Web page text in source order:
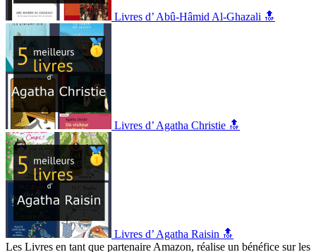
Livres d’ Abû-Hâmid Al-Ghazali 🔝
Livres d’ Agatha Christie 🔝
Livres d’ Agatha Raisin 🔝
Les Livres en tant que partenaire Amazon, réalise un bénéfice sur les